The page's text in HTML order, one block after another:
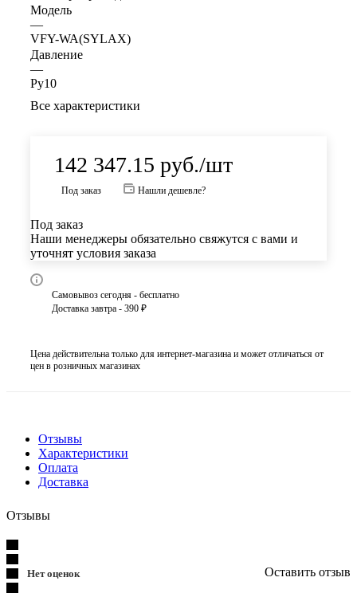
Модель
—
VFY-WA(SYLAX)
Давление
—
Ру10
Все характеристики
142 347.15 руб./шт
Под заказ Нашли дешевле?
Под заказ
Наши менеджеры обязательно свяжутся с вами и
уточнят условия заказа
Самовывоз сегодня - бесплатно
Доставка завтра - 390 ₽
Цена действительна только для интернет-магазина и может отличаться от
цен в розничных магазинах
Отзывы
Характеристики
Оплата
Доставка
Отзывы
Нет оценок Оставить отзыв